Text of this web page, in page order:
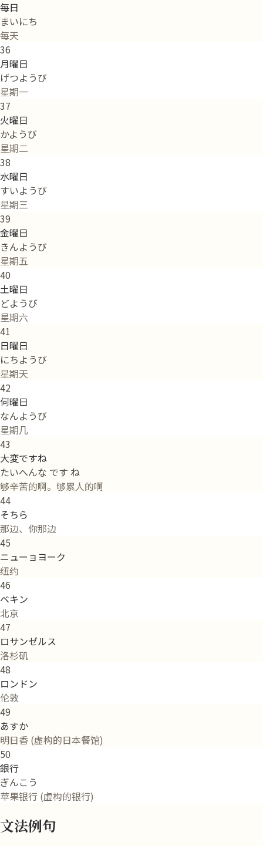
每日
まいにち
每天
36
月曜日
げつようび
星期一
37
火曜日
かようび
星期二
38
水曜日
すいようび
星期三
39
金曜日
きんようび
星期五
40
土曜日
どようび
星期六
41
日曜日
にちようび
星期天
42
何曜日
なんようび
星期几
43
大変ですね
たいへんな です ね
够辛苦的啊。够累人的啊
44
そちら
那边、你那边
45
ニューョヨーク
纽约
46
ベキン
北京
47
ロサンゼルス
洛杉矶
48
ロンドン
伦敦
49
あすか
明日香 (虚构的日本餐馆)
50
銀行
ぎんこう
苹果银行 (虚构的银行)
文法例句